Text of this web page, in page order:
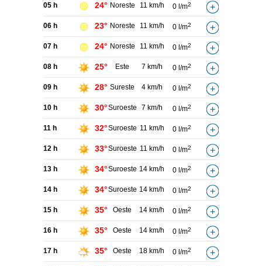
05 h 24° Noreste 11 km/h 0 l/m2
06 h 23° Noreste 11 km/h 0 l/m2
07 h 24° Noreste 11 km/h 0 l/m2
08 h 25° Este 7 km/h 0 l/m2
09 h 28° Sureste 4 km/h 0 l/m2
10 h 30°Suroeste 7 km/h 0 l/m2
11 h 32°Suroeste 11 km/h 0 l/m2
12 h 33°Suroeste 11 km/h 0 l/m2
13 h 34°Suroeste 14 km/h 0 l/m2
14 h 34°Suroeste 14 km/h 0 l/m2
15 h 35° Oeste 14 km/h 0 l/m2
16 h 35° Oeste 14 km/h 0 l/m2
17 h 35° Oeste 18 km/h 0 l/m2